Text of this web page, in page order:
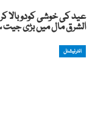
عید کی خوشی کودوبالا
الشرق مال میں بڑی
انٹرنیشنل